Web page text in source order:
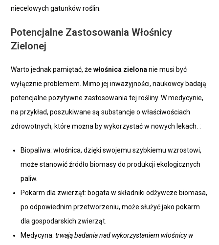
niecelowych gatunków roślin.
Potencjalne Zastosowania Włośnicy
Zielonej
Warto jednak pamiętać, żewłośnica zielonanie musi być
wyłącznie problemem. Mimo jej inwazyjności, naukowcy badają
potencjalne pozytywne zastosowania tej rośliny. W medycynie,
na przykład, poszukiwane są substancje o właściwościach
zdrowotnych, które można by wykorzystać w nowych lekach. :
Biopaliwa: włośnica, dzięki swojemu szybkiemu wzrostowi,
może stanowić źródło biomasy do produkcji ekologicznych
paliw.
Pokarm dla zwierząt: bogata w składniki odżywcze biomasa,
po odpowiednim przetworzeniu, może służyć jako pokarm
dla gospodarskich zwierząt.
Medycyna:trwają badania nad wykorzystaniem włośnicy w